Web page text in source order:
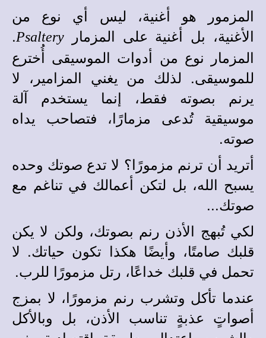
المزمور هو أغنية، ليس أي نوع من
الأغنية، بل أغنية على المزمار
Psaltery
.
المزمار نوع من أدوات الموسيقى أُخترع
للموسيقى. لذلك من يغني المزامير، لا
يرنم بصوته فقط، إنما يستخدم آلة
موسيقية تُدعى مزمارًا، فتصاحب يداه
صوته.
أتريد أن ترنم مزمورًا؟ لا تدع صوتك وحده
يسبح الله، بل لتكن أعمالك في تناغم مع
صوتك...
لكي تُبهج الأذن رنم بصوتك، ولكن لا يكن
قلبك صامتًا، وأيضًا هكذا تكون حياتك. لا
تحمل في قلبك خداعًا، رتل مزمورًا للرب.
عندما تأكل وتشرب رنم مزمورًا، لا بمزج
أصواتٍ عذبةٍ تناسب الأذن، بل وبالأكل